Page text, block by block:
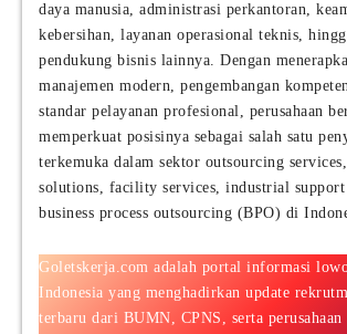
daya manusia, administrasi perkantoran,
kebersihan, layanan operasional teknis,
pendukung bisnis lainnya. Dengan
manajemen modern, pengembangan
standar pelayanan profesional, perusahaan
memperkuat posisinya sebagai salah satu
terkemuka dalam sektor outsourcing
solutions, facility services, industrial support
business process outsourcing (BPO) di
Goletskerja.com adalah portal informasi
Indonesia yang menghadirkan update
terbaru dari BUMN, CPNS, serta perusahaan